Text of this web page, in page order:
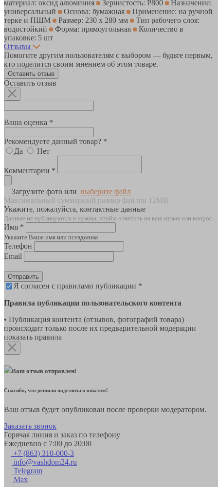
материал: оксид алюминия
Зернистость: P800
Назначение:
универсальный
Основа: бумажная
Применение: на ручной
терке и ПШМ
Размер: 230 x 280 мм
Тип рабочего слоя:
водостойкий
Форма: прямоугольная
Количество в
упаковке: 5 шт
Отзывы
Помогите другим пользователям с выбором — будьте первым,
кто поделится своим мнением об этом товаре.
Оставить отзыв
Оставить отзыв
Ваша оценка *
Рекомендуете данный товар? *
Да
Нет
Комментарии *
Загрузите фото или выберите файл
Максимальный суммарный размер файлов 12MB
Укажите, пожалуйста, контактные данные
Данные не публикуются и нужны, чтобы ответить на ваш отзыв или вопрос
Имя *
Укажите Ваше имя или псевдоним
Телефон
Email
Отправить
Я согласен с правилами публикации *
Правила публикации пользовательского контента
• Публикация контента (отзывов, фотографий товара)
происходит только после их предварительной модерации
показать правила
Ваш отзыв отправлен!
Спасибо, что решили поделиться опытом!
Ваш отзыв будет опубликован после проверки модератором.
Заказать звонок
Горячая линия и заказ по телефону
Ежедневно с 7:00 до 20:00
+7 (863) 310-000-3
info@vashdom24.ru
Telegram
Max